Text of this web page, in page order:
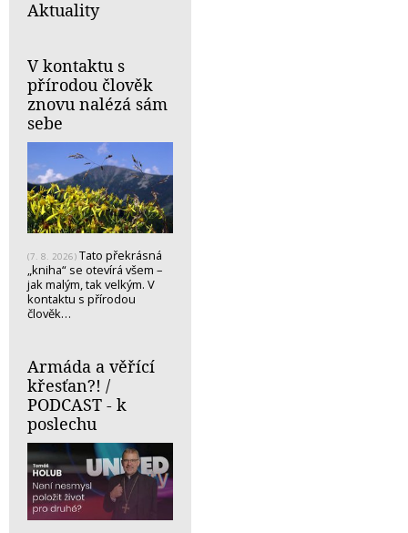
Aktuality
V kontaktu s
přírodou člověk
znovu nalézá sám
sebe
(7. 8. 2026) Tato překrásná
„kniha“ se otevírá všem –
jak malým, tak velkým. V
kontaktu s přírodou
člověk…
Armáda a věřící
křesťan?! /
PODCAST - k
poslechu